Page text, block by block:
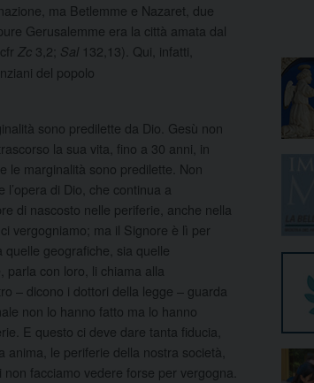
ma Betlemme e Nazaret, due
Gerusalemme era la città amata dal
Zc 3,2; Sal 132,13). Qui, infatti,
del popolo
sono predilette da Dio. Gesù non
la sua vita, fino a 30 anni, in
le marginalità sono predilette. Non
di Dio, che continua a
di nascosto nelle periferie, anche nella
vergogniamo; ma il Signore è lì per
geografiche, sia quelle
parla con loro, li chiama alla
– dicono i dottori della legge – guarda
non lo hanno fatto ma lo hanno
E questo ci deve dare tanta fiducia,
le periferie della nostra società,
facciamo vedere forse per vergogna.